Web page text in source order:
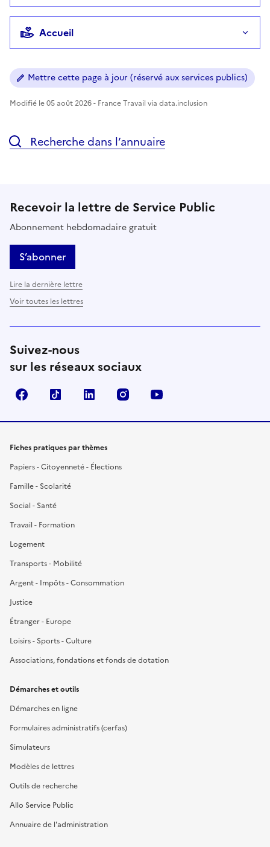
Accueil
Mettre cette page à jour (réservé aux services publics)
Modifié le 05 août 2026 - France Travail via data.inclusion
Recherche dans l’annuaire
Recevoir la lettre de Service Public
Abonnement hebdomadaire gratuit
S’abonner
Lire la dernière lettre
Voir toutes les lettres
Suivez-nous
sur les réseaux sociaux
FacebookTikTok LinkedIn Instagram
Fiches pratiques par thèmes
Papiers - Citoyenneté - Élections
Famille - Scolarité
Social - Santé
Travail - Formation
Logement
Transports - Mobilité
Argent - Impôts - Consommation
Justice
Étranger - Europe
Loisirs - Sports - Culture
Associations, fondations et fonds de dotation
Démarches et outils
Démarches en ligne
Formulaires administratifs (cerfas)
Simulateurs
Modèles de lettres
Outils de recherche
Allo Service Public
Annuaire de l'administration